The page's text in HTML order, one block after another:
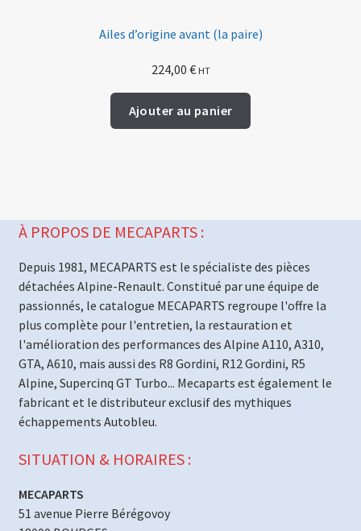
Ailes d’origine avant (la paire)
224,00 € HT
Ajouter au panier
À PROPOS DE MECAPARTS :
Depuis 1981, MECAPARTS est le spécialiste des pièces
détachées Alpine-Renault. Constitué par une équipe de
passionnés, le catalogue MECAPARTS regroupe l'offre la
plus complète pour l'entretien, la restauration et
l'amélioration des performances des Alpine A110, A310,
GTA, A610, mais aussi des R8 Gordini, R12 Gordini, R5
Alpine, Supercinq GT Turbo... Mecaparts est également le
fabricant et le distributeur exclusif des mythiques
échappements Autobleu.
SITUATION & HORAIRES :
MECAPARTS
51 avenue Pierre Bérégovoy